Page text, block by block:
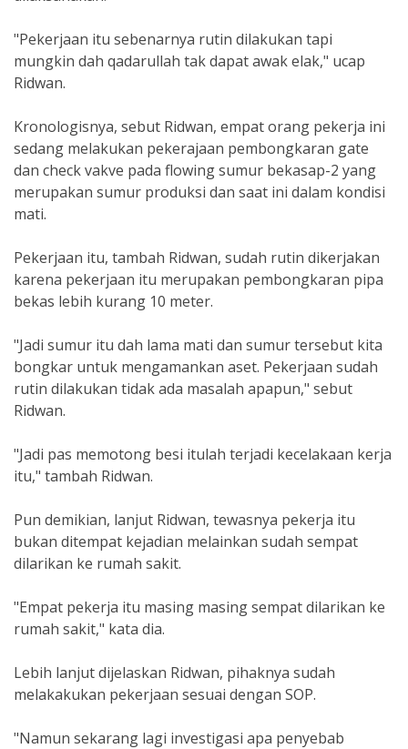
"Pekerjaan itu sebenarnya rutin dilakukan tapi
mungkin dah qadarullah tak dapat awak elak," ucap
Ridwan.
Kronologisnya, sebut Ridwan, empat orang pekerja ini
sedang melakukan pekerajaan pembongkaran gate
dan check vakve pada flowing sumur bekasap-2 yang
merupakan sumur produksi dan saat ini dalam kondisi
mati.
Pekerjaan itu, tambah Ridwan, sudah rutin dikerjakan
karena pekerjaan itu merupakan pembongkaran pipa
bekas lebih kurang 10 meter.
"Jadi sumur itu dah lama mati dan sumur tersebut kita
bongkar untuk mengamankan aset. Pekerjaan sudah
rutin dilakukan tidak ada masalah apapun," sebut
Ridwan.
"Jadi pas memotong besi itulah terjadi kecelakaan kerja
itu," tambah Ridwan.
Pun demikian, lanjut Ridwan, tewasnya pekerja itu
bukan ditempat kejadian melainkan sudah sempat
dilarikan ke rumah sakit.
"Empat pekerja itu masing masing sempat dilarikan ke
rumah sakit," kata dia.
Lebih lanjut dijelaskan Ridwan, pihaknya sudah
melakakukan pekerjaan sesuai dengan SOP.
"Namun sekarang lagi investigasi apa penyebab